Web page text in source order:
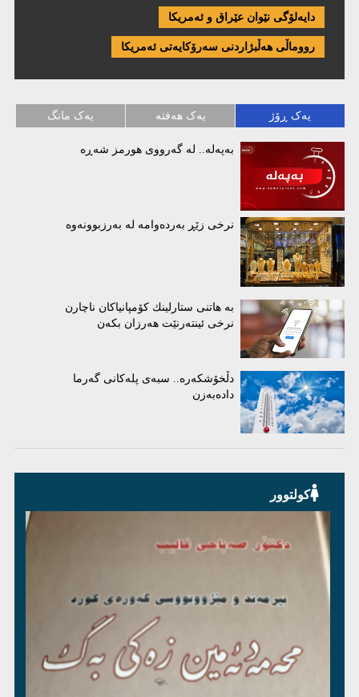
دایەلۆگی نێوان عێراق و ئەمریكا
رووماڵی هەڵبژاردنی سەرۆکایەتی ئەمریکا
یەک ڕۆژ یەک هەفتە یەک مانگ
بەپەلە.. لە گەرووی هورمز شەڕە
نرخی زێڕ بەردەوامە لە بەرزبوونەوە
بە هاتنی ستارلینك كۆمپانیاكان ناچارن
نرخی ئینتەرنێت هەرزان بكەن
دڵخۆشکەرە.. سبەی پلەکانی گەرما
دادەبەزن
کولتوور